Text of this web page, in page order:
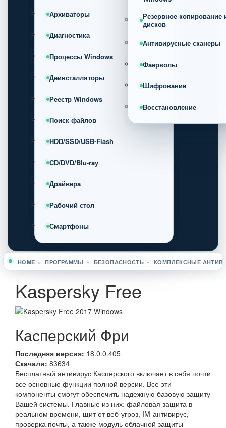
Архиваторы
Диагностика
Процессы Windows
Деинсталляторы
Реестр Windows
Поиск файлов
HDD/SSD/USB-Flash
CD/DVD/Blu-ray
Драйвера
Рабочий стол
Смартфоны
Резервное копирование
дисков
Антивирусные сканеры
Фаерволы
Шифрование
Восстановление
Вы здесь
HOME » ПРОГРАММЫ » БЕЗОПАСНОСТЬ » КОМПЛЕКСНЫЕ
Kaspersky Free
Касперский Фри
Последняя версия: 18.0.0.405
Скачали: 83634
Бесплатный антивирус Касперского включает в себя почти
все основные функции полной версии. Все эти
компоненты смогут обеспечить надежную базовую защиту
Вашей системы. Главные из них: файловая защита в
реальном времени, щит от веб-угроз, IM-антивирус,
проверка почты, а также модуль облачной защиты